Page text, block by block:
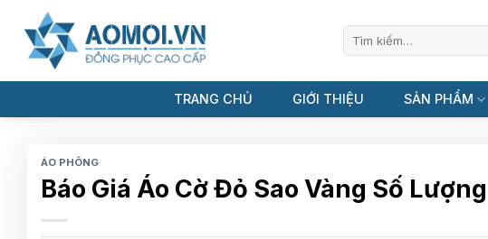
dung
Tìm
TRANG CHỦ GIỚI THIỆU SẢN PHẨM
ÁO PHÔNG
Báo Giá Áo Cờ Đỏ Sao Vàng Số